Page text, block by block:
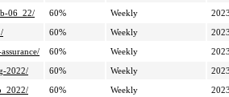
06_22/
60% Weekly
60% Weekly
60% Weekly
2022/
60% Weekly
60% Weekly